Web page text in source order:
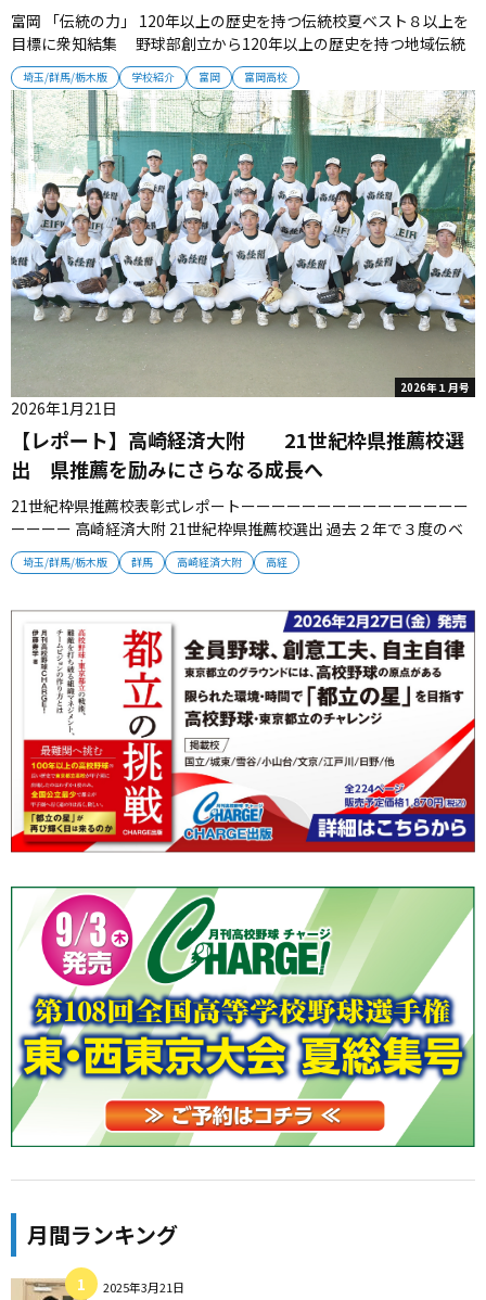
埼玉/群馬/栃木版 学校紹介 富岡 富岡高校
富岡 「伝統の力」 120年以上の歴史を持つ伝統校夏ベスト８以上を
目標に衆知結集 野球部創立から120年以上の歴史を持つ地域伝統
校・富岡。選手たちはグラウンドに根付く伝統の力を糧に、切磋琢
磨していく。 ■地域に愛されるチーム 伝統校・富岡の野球部創部
は1902年（明治35年）。県高野連の記録によると、戦後には4度の
準...
2026年１月号
埼玉/群馬/栃木版 群馬 高崎経済大附 高経
【レポート】高崎経済大附 21世紀枠県推薦校選
出 県推薦を励みにさらなる成長へ
2026年1月21日
21世紀枠県推薦校表彰式レポートーーーーーーーーーーーーーーー
ーーーー 高崎経済大附 21世紀枠県推薦校選出 過去２年で３度のベ
スト８進出県推薦を励みにさらなる成長を誓う 高崎経済大附が
2026年春選抜選考の21世紀枠県推薦校に選出され、11月20日に表
月間ランキング
2025年3月21日